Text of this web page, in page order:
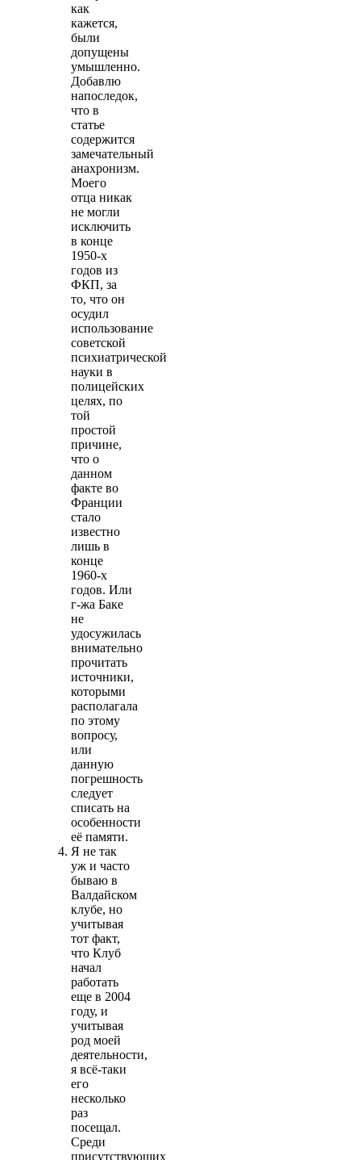
как
кажется,
были
допущены
умышленно.
Добавлю
напоследок,
что в
статье
содержится
замечательный
анахронизм.
Моего
отца никак
не могли
исключить
в конце
1950-х
годов из
ФКП, за
то, что он
осудил
использование
советской
психиатрической
науки в
полицейских
целях, по
той
простой
причине,
что о
данном
факте во
Франции
стало
известно
лишь в
конце
1960-х
годов. Или
г-жа Баке
не
удосужилась
внимательно
прочитать
источники,
которыми
располагала
по этому
вопросу,
или
данную
погрешность
следует
списать на
особенности
её памяти.
Я не так
уж и часто
бываю в
Валдайском
клубе, но
учитывая
тот факт,
что Клуб
начал
работать
еще в 2004
году, и
учитывая
род моей
деятельности,
я всё-таки
его
несколько
раз
посещал.
Среди
присутствующих